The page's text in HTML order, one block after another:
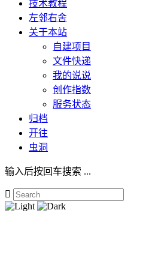
技术教程
左邻右舍
关于本站
自建项目
文件快递
我的说说
创作指数
服务状态
归档
开往
虫洞
输入后按回车搜索 ...
